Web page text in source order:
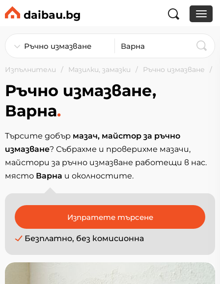
daibau.bg
Изпълнители Мазилки, замазки Ръчно измазване
Ръчно измазване,
Варна.
Търсите добър мазач, майстор за ръчно
измазване? Събрахме и проверихме мазачи,
майстори за ръчно измазване работещи в нас.
място Варна и околностите.
Безплатно, без комисионна